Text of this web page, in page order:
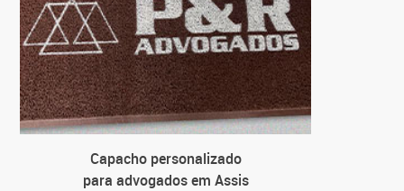
Capacho personalizado
para advogados em Assis